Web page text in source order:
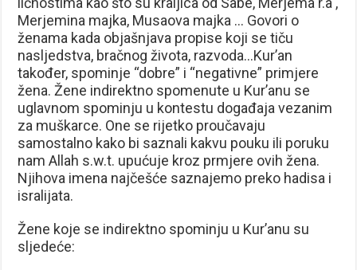
Merjemina majka, Musaova majka … Govori o
ženama kada objašnjava propise koji se tiču
nasljedstva, bračnog života, razvoda…Kur’an
također, spominje “dobre” i “negativne” primjere
žena. Žene indirektno spomenute u Kur’anu se
uglavnom spominju u kontestu događaja vezanim
za muškarce. One se rijetko proučavaju
samostalno kako bi saznali kakvu pouku ili poruku
nam Allah s.w.t. upućuje kroz prmjere ovih žena.
Njihova imena najčešće saznajemo preko hadisa i
isralijata.
Žene koje se indirektno spominju u Kur’anu su
sljedeće: